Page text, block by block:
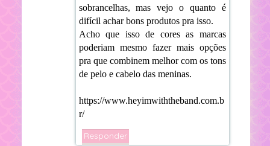
sobrancelhas, mas vejo o quanto é
difícil achar bons produtos pra isso.
Acho que isso de cores as marcas
poderiam mesmo fazer mais opções
pra que combinem melhor com os tons
de pelo e cabelo das meninas.
https://www.heyimwiththeband.com.b
r/
Responder